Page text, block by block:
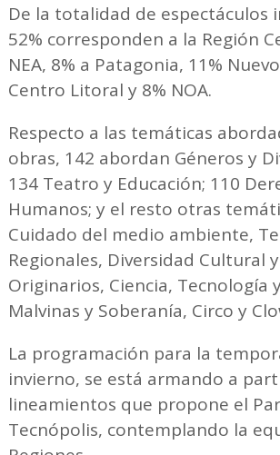
De la totalidad de espectáculos
52% corresponden a la Región
NEA, 8% a Patagonia, 11%
Centro Litoral y 8% NOA.
Respecto a las temáticas
obras, 142 abordan Géneros y
134 Teatro y Educación; 110
Humanos; y el resto otras
Cuidado del medio ambiente,
Regionales, Diversidad Cultural
Originarios, Ciencia, Tecnología
Malvinas y Soberanía, Circo y
La programación para la
invierno, se está armando a
lineamientos que propone el
Tecnópolis, contemplando la